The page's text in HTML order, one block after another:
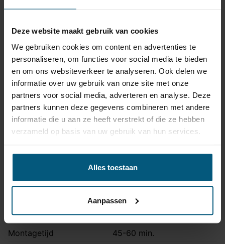
Deze website maakt gebruik van cookies
We gebruiken cookies om content en advertenties te
personaliseren, om functies voor social media te bieden
en om ons websiteverkeer te analyseren. Ook delen we
informatie over uw gebruik van onze site met onze
partners voor social media, adverteren en analyse. Deze
partners kunnen deze gegevens combineren met andere
informatie die u aan ze heeft verstrekt of die ze hebben
verzameld op basis van uw gebruik van hun services.
Alles toestaan
Aanpassen
14 dagen bedenktijd
Klantbeoordeling 9,2/10
Kabelset specificatie
Artikelnummer
87BW031B1
Aansluiting
7 polig
connectoren
Parkeersensoren
Vrijschakelen nodig
Nee
Montagetijd
45-60 min.